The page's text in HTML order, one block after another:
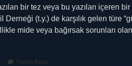
bir tez veya bu yazıları içeren
Derneği (t.y.) de karşılık gelen türe
mide veya bağırsak sorunları
Yorum Bırak